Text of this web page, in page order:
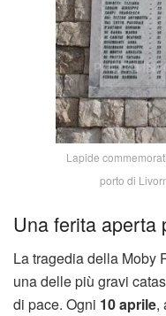
Lapide
porto di
Una ferita aperta
La tragedia della Moby
una delle più gravi
di pace. Ogni 10 aprile,